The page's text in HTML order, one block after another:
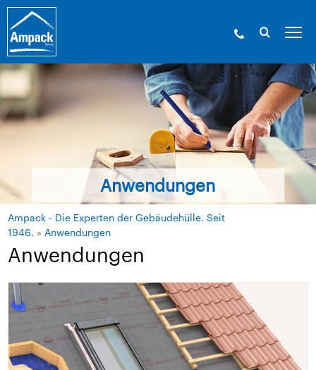
Anwendungen
Ampack - Die Experten der Gebäudehülle. Seit
1946. » Anwendungen
Anwendungen